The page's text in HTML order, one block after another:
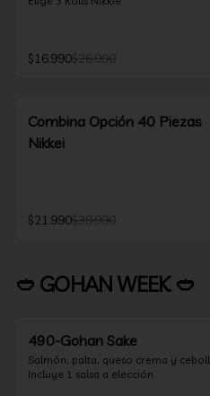
$16.990$26.990
Combina Opción 40 Piezas
Nikkei
$21.990$39.990
🥙 GOHAN WEEK 🥙
490-Gohan Sake
Salmón, palta, queso crema y
Incluye 1 salsa a elección.